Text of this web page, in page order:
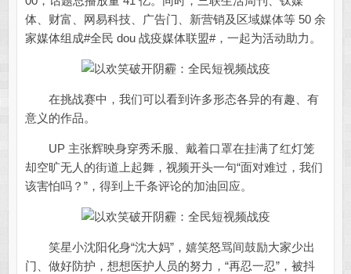
体、财富、网易科技、广告门、新营销及区域媒体等 50 余
家媒体组成#全民 dou 战疫媒体联盟#，一起为活动助力。
在挑战赛中，我们可以看到许多形态各异的有趣、有
意义的作品。
UP 主张辉映身穿秀禾服、戴着口罩在挂满了红灯笼
却空旷无人的街道上起舞，视频开头一句“面对难过，我们
该害怕吗？”，得到上千条评论的加油回应。
笑星小沈阳化身“沈大妈”，嬉笑怒骂间鼓励大家少出
门、做好防护，想想医护人员的努力，“再忍一忍”，被抖